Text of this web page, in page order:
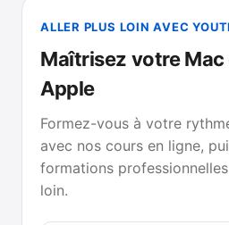
ALLER PLUS LOIN AVEC
Maîtrisez votre Mac
Apple
Formez-vous à votre
avec nos cours en ligne,
formations
loin.